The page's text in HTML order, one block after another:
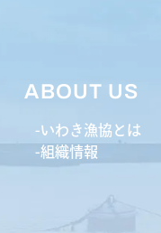
ABOUT US
いわき漁協とは
組織情報